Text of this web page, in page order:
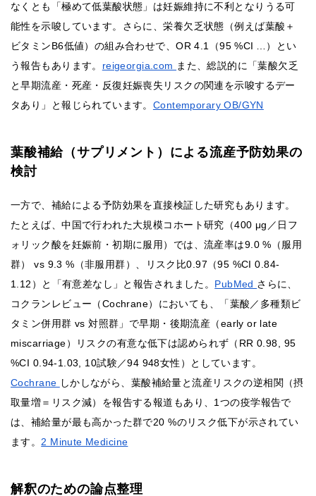
なくとも「極めて低葉酸状態」は妊娠維持に不利となりうる可
能性を示唆しています。さらに、栄養欠乏状態（例えば葉酸＋
ビタミンB6低値）の組み合わせで、OR 4.1（95 %CI …）とい
う報告もあります。 reigeorgia.com また、総説的に「葉酸欠乏
と早期流産・死産・反復妊娠喪失リスクの関連を示唆するデー
タあり」と報じられています。 Contemporary OB/GYN
葉酸補給（サプリメント）による流産予防効果の
検討
一方で、補給による予防効果を直接検証した研究もあります。
たとえば、中国で行われた大規模コホート研究（400 μg／日フ
ォリック酸を妊娠前・初期に服用）では、流産率は9.0 %（服用
群） vs 9.3 %（非服用群）、リスク比0.97（95 %CI 0.84-
1.12）と「有意差なし」と報告されました。 PubMed さらに、
コクランレビュー（Cochrane）においても、「葉酸／多種類ビ
タミン併用群 vs 対照群」で早期・後期流産（early or late
miscarriage）リスクの有意な低下は認められず（RR 0.98, 95
%CI 0.94-1.03, 10試験／94 948女性）としています。
Cochrane しかしながら、葉酸補給量と流産リスクの逆相関（摂
取量増＝リスク減）を報告する報道もあり、1つの疫学報告で
は、補給量が最も高かった群で20 %のリスク低下が示されてい
ます。2 Minute Medicine
解釈のための論点整理